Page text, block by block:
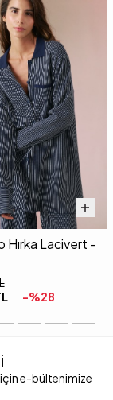
Hırka Lacivert -
-%28
e-bültenimize